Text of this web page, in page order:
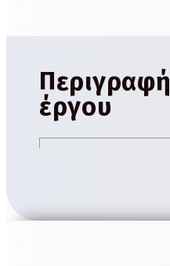
Περιγραφή
έργου